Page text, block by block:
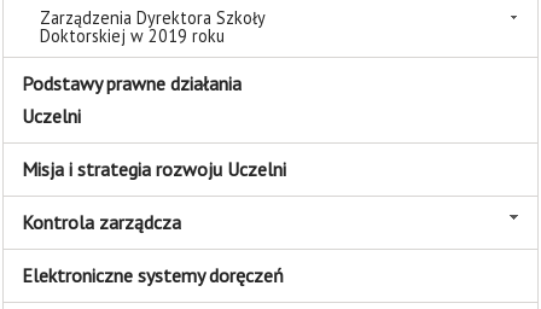
Zarządzenia Dyrektora Szkoły
Doktorskiej w 2019 roku
Podstawy prawne działania
Uczelni
Misja i strategia rozwoju Uczelni
Kontrola zarządcza
Elektroniczne systemy doręczeń